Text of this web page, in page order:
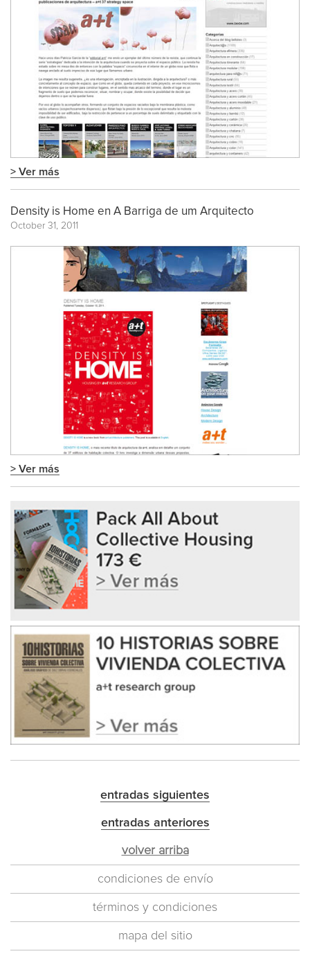
> Ver más
Density is Home en A Barriga de um Arquitecto
October 31, 2011
> Ver más
entradas siguientes
entradas anteriores
volver arriba
condiciones de envío
términos y condiciones
mapa del sitio